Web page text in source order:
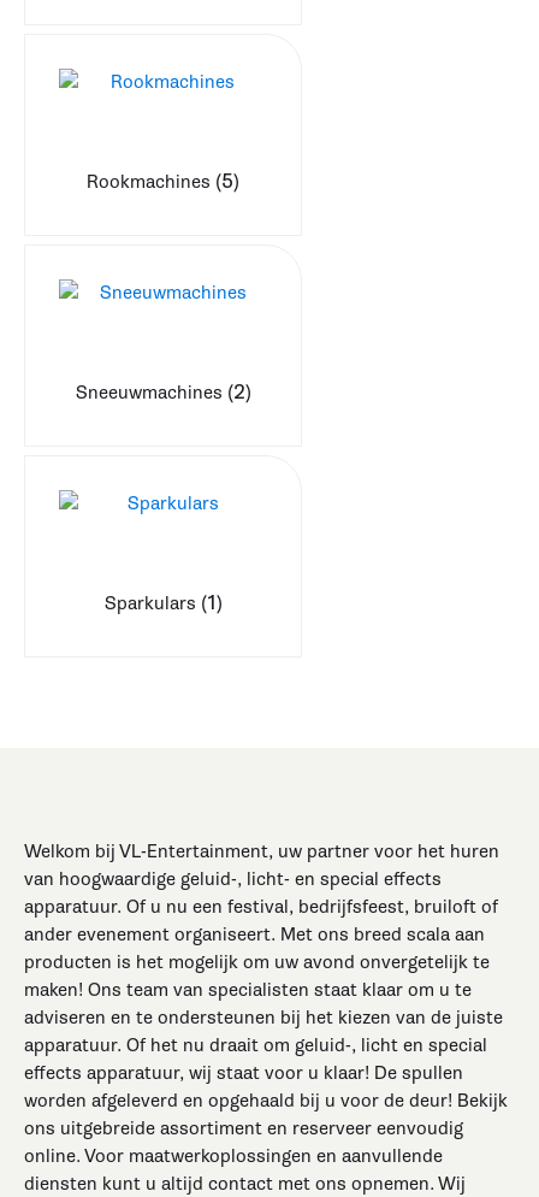
Rookmachines (5)
Sneeuwmachines (2)
Sparkulars (1)
Welkom bij VL-Entertainment, uw partner voor het huren
van hoogwaardige geluid-, licht- en special effects
apparatuur. Of u nu een festival, bedrijfsfeest, bruiloft of
ander evenement organiseert. Met ons breed scala aan
producten is het mogelijk om uw avond onvergetelijk te
maken! Ons team van specialisten staat klaar om u te
adviseren en te ondersteunen bij het kiezen van de juiste
apparatuur. Of het nu draait om geluid-, licht en special
effects apparatuur, wij staat voor u klaar! De spullen
worden afgeleverd en opgehaald bij u voor de deur! Bekijk
ons uitgebreide assortiment en reserveer eenvoudig
online. Voor maatwerkoplossingen en aanvullende
diensten kunt u altijd contact met ons opnemen. Wij